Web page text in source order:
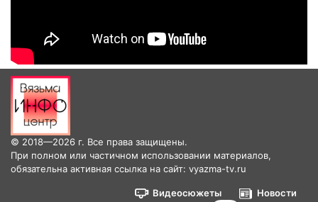
© 2018—2026 г. Все права защищены.
При полном или частичном использовании материалов,
обязательна активная ссылка на сайт: vyazma-tv.ru
Видеосюжеты Новости